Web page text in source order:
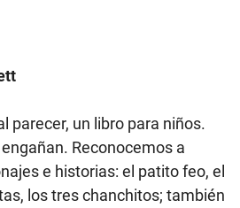
parecer, un libro para niños.
Reconocemos a
e historias: el patito feo, el
los tres chanchitos; también